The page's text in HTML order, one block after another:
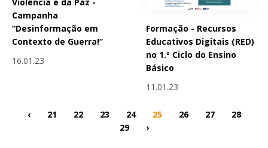
Campanha
“Desinformação em
Contexto de Guerra!”
16.01.23
Formação - Recursos
Educativos Digitais (RED)
no 1.º Ciclo do Ensino
Básico
11.01.23
‹ 21 22 23 24 25 26 27
28
29
›